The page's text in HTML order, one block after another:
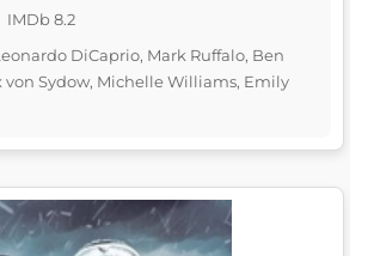
IMDb 8.2
DiCaprio, Mark Ruffalo, Ben
von Sydow, Michelle Williams, Emily